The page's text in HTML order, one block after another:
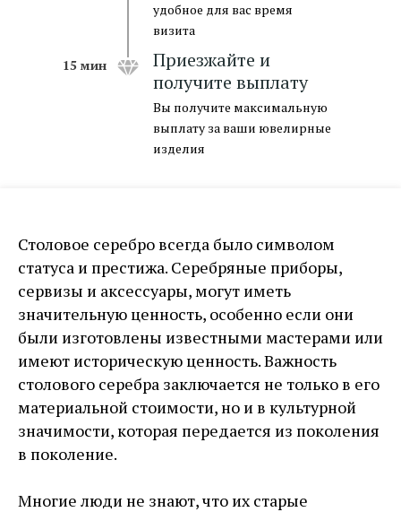
удобное для вас время
визита
Вы получите максимальную
выплату за ваши ювелирные
изделия
Приезжайте и
получите выплату
15 мин
Столовое серебро всегда было символом
статуса и престижа. Серебряные приборы,
сервизы и аксессуары, могут иметь
значительную ценность, особенно если они
были изготовлены известными мастерами или
имеют историческую ценность. Важность
столового серебра заключается не только в его
материальной стоимости, но и в культурной
значимости, которая передается из поколения
в поколение.
Многие люди не знают, что их старые